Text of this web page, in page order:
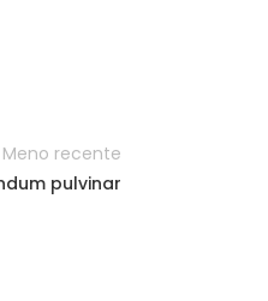
Meno recente
pulvinar